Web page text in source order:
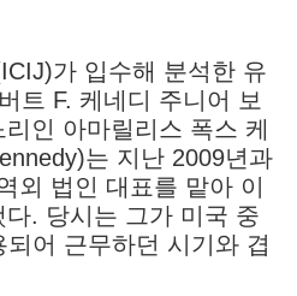
가 입수해 분석한 유
트 F. 케네디 주니어 보
인 아마릴리스 폭스 케
는 지난 2009년과
외 법인 대표를 맡아 이
. 당시는 그가 미국 중
어 근무하던 시기와 겹